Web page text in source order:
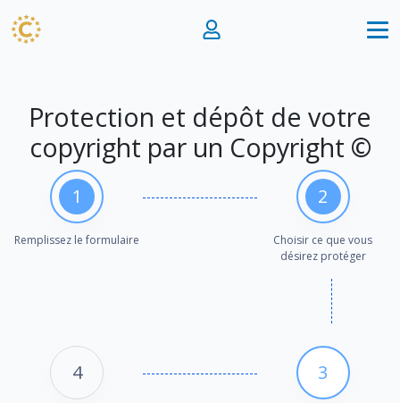
Protection et dépôt de votre
copyright par un Copyright ©
1
Remplissez le formulaire
2
Choisir ce que vous
désirez protéger
3
4